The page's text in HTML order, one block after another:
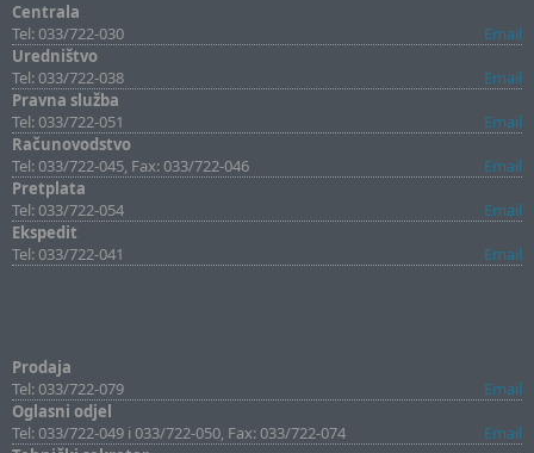
Centrala
Tel: 033/722-030
Email
Uredništvo
Tel: 033/722-038
Email
Pravna služba
Tel: 033/722-051
Email
Računovodstvo
Tel: 033/722-045, Fax: 033/722-046
Email
Pretplata
Tel: 033/722-054
Email
Ekspedit
Tel: 033/722-041
Email
Prodaja
Tel: 033/722-079
Email
Oglasni odjel
Tel: 033/722-049 i 033/722-050, Fax: 033/722-074
Email